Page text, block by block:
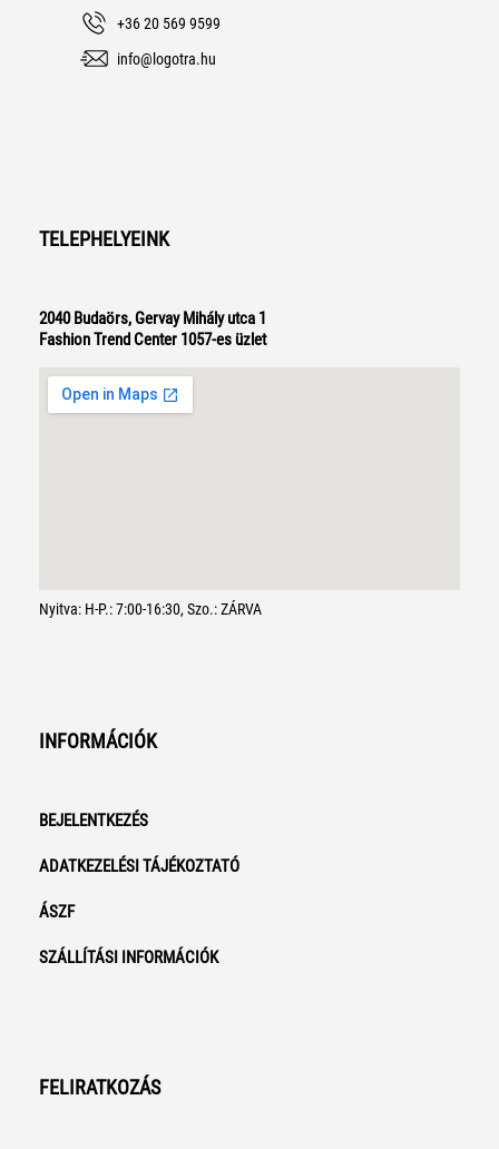
+36 20 569 9599
info@logotra.hu
TELEPHELYEINK
2040 Budaörs, Gervay Mihály utca 1
Fashion Trend Center 1057-es üzlet
Nyitva: H-P.: 7:00-16:30, Szo.: ZÁRVA
INFORMÁCIÓK
BEJELENTKEZÉS
ADATKEZELÉSI TÁJÉKOZTATÓ
ÁSZF
SZÁLLÍTÁSI INFORMÁCIÓK
FELIRATKOZÁS